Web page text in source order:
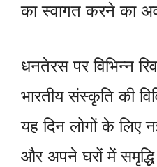
का स्वागत करने का
धनतेरस पर विभिन्न
भारतीय संस्कृति की
यह दिन लोगों के लिए
और अपने घरों में